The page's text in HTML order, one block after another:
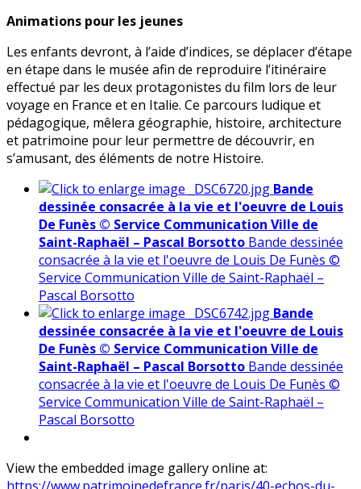
Animations pour les jeunes
Les enfants devront, à l’aide d’indices, se déplacer d’étape
en étape dans le musée afin de reproduire l’itinéraire
effectué par les deux protagonistes du film lors de leur
voyage en France et en Italie. Ce parcours ludique et
pédagogique, mêlera géographie, histoire, architecture
et patrimoine pour leur permettre de découvrir, en
s’amusant, des éléments de notre Histoire.
Bande
dessinée consacrée à la vie et l'oeuvre de Louis
De Funès © Service Communication Ville de
Saint-Raphaël – Pascal Borsotto Bande dessinée
consacrée à la vie et l'oeuvre de Louis De Funès ©
Service Communication Ville de Saint-Raphaël –
Pascal Borsotto
Bande
dessinée consacrée à la vie et l'oeuvre de Louis
De Funès © Service Communication Ville de
Saint-Raphaël – Pascal Borsotto Bande dessinée
consacrée à la vie et l'oeuvre de Louis De Funès ©
Service Communication Ville de Saint-Raphaël –
Pascal Borsotto
View the embedded image gallery online at: